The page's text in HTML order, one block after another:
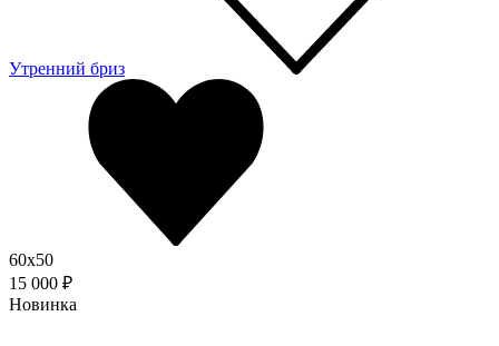
Утренний бриз
60x50
15 000 ₽
Новинка